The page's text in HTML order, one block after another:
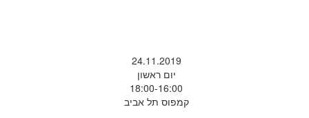
24.11.2019
יום ראשון
18:00-16:00
קמפוס תל אביב